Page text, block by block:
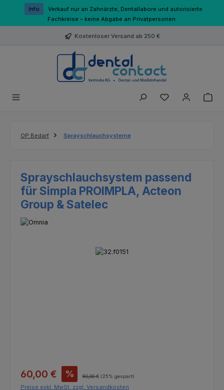
Zum Hauptinhalt springen
Info
Verkauf nur an Zahnärzte, Dentallabore und autorisierte
Fachkreise – keine Abgabe an Privatpersonen.
Kostenloser Versand ab 250 €
Du hast 0
OP Bedarf Sprayschlauchsysteme
Sprayschlauchsystem passend
für Simpla PROIMPLA, Acteon
Group & Satelec
Bildergalerie überspringen
Verkaufspreis:
60,00 € % Regulärer Preis:
80,00 € (25% gespart)
Preise exkl. MwSt. zzgl. Versandkosten